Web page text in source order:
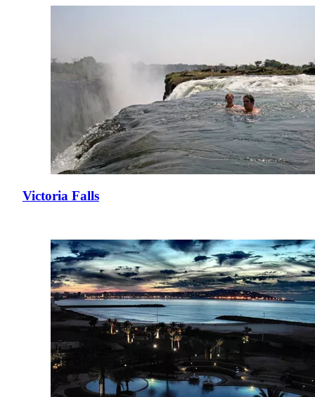
Victoria Falls